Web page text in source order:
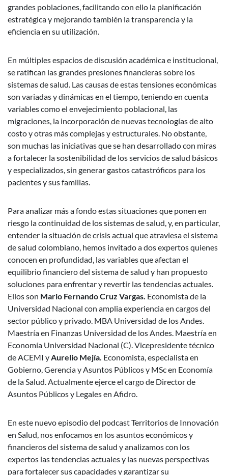
grandes poblaciones, facilitando con ello la planificación
estratégica y mejorando también la transparencia y la
eficiencia en su utilización.
En múltiples espacios de discusión académica e institucional,
se ratifican las grandes presiones financieras sobre los
sistemas de salud. Las causas de estas tensiones económicas
son variadas y dinámicas en el tiempo, teniendo en cuenta
variables como el envejecimiento poblacional, las
migraciones, la incorporación de nuevas tecnologías de alto
costo y otras más complejas y estructurales. No obstante,
son muchas las iniciativas que se han desarrollado con miras
a fortalecer la sostenibilidad de los servicios de salud básicos
y especializados, sin generar gastos catastróficos para los
pacientes y sus familias.
Para analizar más a fondo estas situaciones que ponen en
riesgo la continuidad de los sistemas de salud, y, en particular,
entender la situación de crisis actual que atraviesa el sistema
de salud colombiano, hemos invitado a dos expertos quienes
conocen en profundidad, las variables que afectan el
equilibrio financiero del sistema de salud y han propuesto
soluciones para enfrentar y revertir las tendencias actuales.
Ellos son Mario Fernando Cruz Vargas. Economista de la
Universidad Nacional con amplia experiencia en cargos del
sector público y privado. MBA Universidad de los Andes.
Maestría en Finanzas Universidad de los Andes. Maestría en
Economía Universidad Nacional (C). Vicepresidente técnico
de ACEMI yAurelio Mejía. Economista, especialista en
Gobierno, Gerencia y Asuntos Públicos y MSc en Economía
de la Salud. Actualmente ejerce el cargo de Director de
Asuntos Públicos y Legales en Afidro.
En este nuevo episodio del podcast Territorios de Innovación
en Salud, nos enfocamos en los asuntos económicos y
financieros del sistema de salud y analizamos con los
expertos las tendencias actuales y las nuevas perspectivas
para fortalecer sus capacidades y garantizar su